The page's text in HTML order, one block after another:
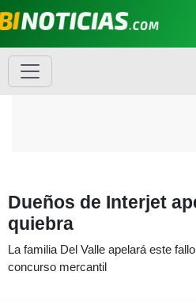
Dueños de Interjet
quiebra
La familia Del Valle apelará este
concurso mercantil